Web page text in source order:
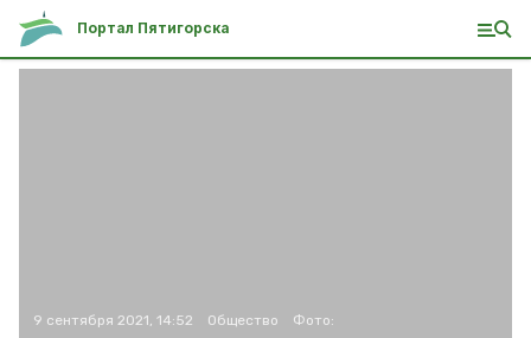
Портал Пятигорска
9 сентября 2021, 14:52 Общество Фото: